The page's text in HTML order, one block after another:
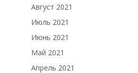
Август 2021
Июль 2021
Июнь 2021
Май 2021
Апрель 2021